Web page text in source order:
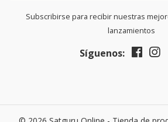
Subscribirse para recibir nuestras
lanzamientos
Síguenos: